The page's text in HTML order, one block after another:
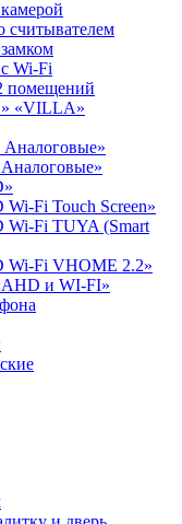
считывателем
Wi-Fi
помещений
«VILLA»
Fi Touch Screen»
Fi TUYA (Smart
Fi VHOME 2.2»
и WI-FI»